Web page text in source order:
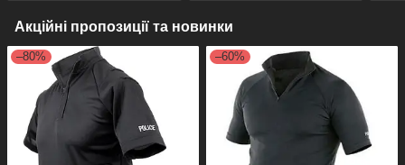
Акційні пропозиції та новинки
–80% –60%